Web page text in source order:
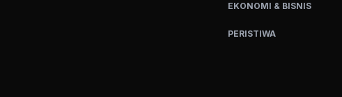
EKONOMI & BISNIS
PERISTIWA